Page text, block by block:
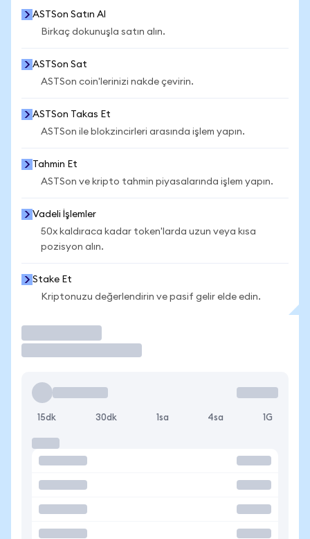
ASTSon Satın Al
Birkaç dokunuşla satın alın.
ASTSon Sat
ASTSon coin'lerinizi nakde çevirin.
ASTSon Takas Et
ASTSon ile blokzincirleri arasında işlem yapın.
Tahmin Et
ASTSon ve kripto tahmin piyasalarında işlem yapın.
Vadeli İşlemler
50x kaldıraca kadar token'larda uzun veya kısa
pozisyon alın.
Stake Et
Kriptonuzu değerlendirin ve pasif gelir elde edin.
15dk 30dk 1sa 4sa 1G